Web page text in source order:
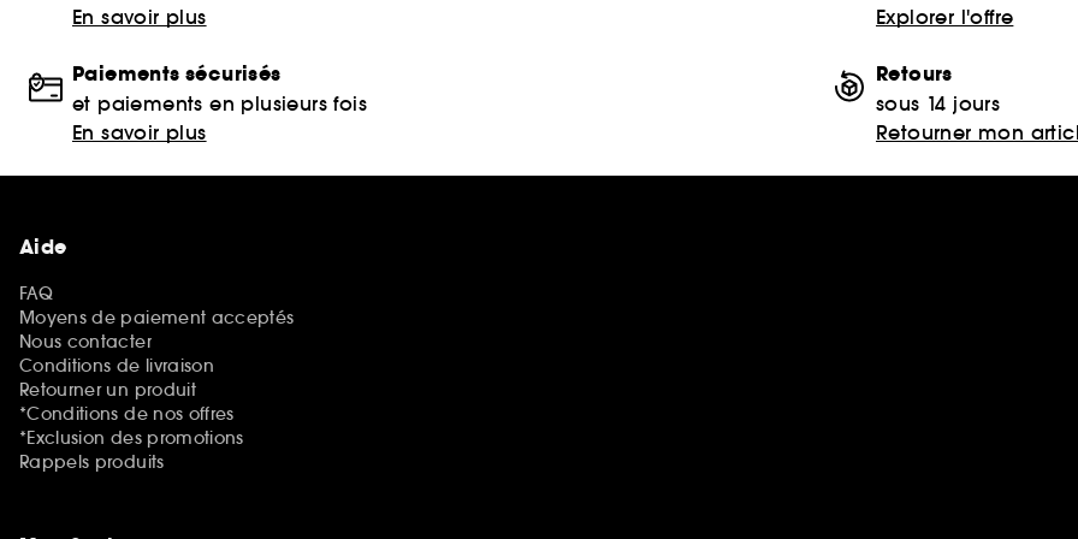
En savoir plus Explorer l'offre
Paiements sécurisés
et paiements en plusieurs fois
En savoir plus
Retours
sous 14 jours
Retourner mon
Aide
FAQ
Moyens de paiement acceptés
Nous contacter
Conditions de livraison
Retourner un produit
*Conditions de nos offres
*Exclusion des promotions
Rappels produits